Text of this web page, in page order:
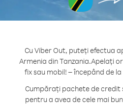
Cu Viber Out, puteți efectua
Armenia din Tanzania.Apelați
fix sau mobil! – începând de
Cumpărați pachete de credit
pentru a avea de cele mai